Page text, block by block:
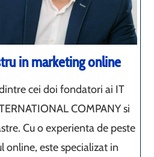
in marketing online
cei doi fondatori ai IT
COMPANY si
Cu o experienta de peste
online, este specializat in